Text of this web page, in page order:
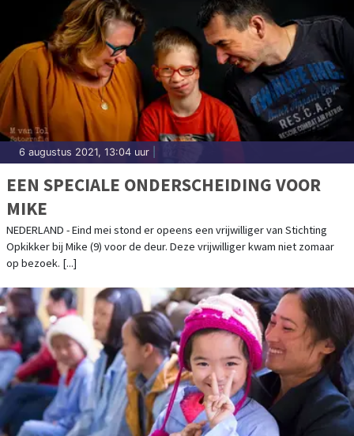
6 augustus 2021, 13:04 uur
EEN SPECIALE ONDERSCHEIDING VOOR
MIKE
NEDERLAND - Eind mei stond er opeens een vrijwilliger van Stichting
Opkikker bij Mike (9) voor de deur. Deze vrijwilliger kwam niet zomaar
op bezoek. [...]